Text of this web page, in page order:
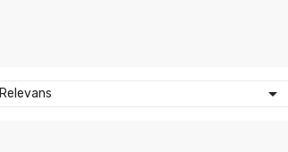
Relevans 